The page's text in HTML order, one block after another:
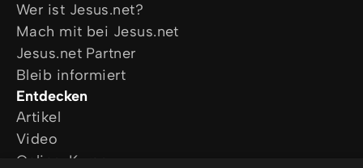
Wer ist Jesus.net?
Mach mit bei Jesus.net
Jesus.net Partner
Bleib informiert
Entdecken
Artikel
Video
Online-Kurse